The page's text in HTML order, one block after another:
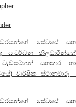
සේවයේ සහ
නිලධාරීන්ගේ
සහකාර හා
වාර්ෂික ස්ථානමාරු -
සේවයේ සහ